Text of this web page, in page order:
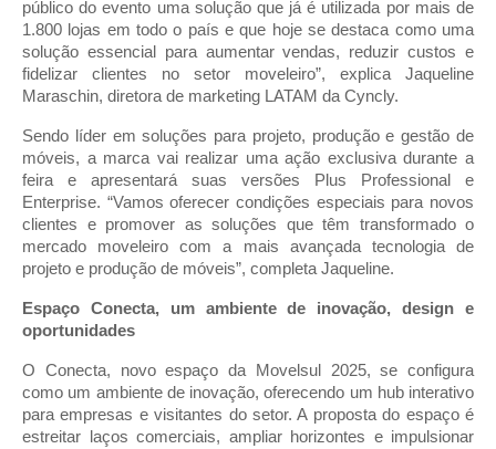
público do evento uma solução que já é utilizada por mais de
1.800 lojas em todo o país e que hoje se destaca como uma
solução essencial para aumentar vendas, reduzir custos e
fidelizar clientes no setor moveleiro”, explica Jaqueline
Maraschin, diretora de marketing LATAM da Cyncly.
Sendo líder em soluções para projeto, produção e gestão de
móveis, a marca vai realizar uma ação exclusiva durante a
feira e apresentará suas versões Plus Professional e
Enterprise. “Vamos oferecer condições especiais para novos
clientes e promover as soluções que têm transformado o
mercado moveleiro com a mais avançada tecnologia de
projeto e produção de móveis”, completa Jaqueline.
Espaço Conecta, um ambiente de inovação, design e
oportunidades
O Conecta, novo espaço da Movelsul 2025, se configura
como um ambiente de inovação, oferecendo um hub interativo
para empresas e visitantes do setor. A proposta do espaço é
estreitar laços comerciais, ampliar horizontes e impulsionar